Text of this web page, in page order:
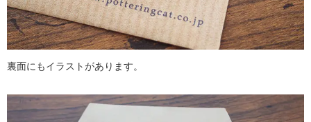
裏面にもイラストがあります。